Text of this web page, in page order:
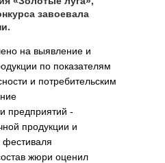
завоевала
на выявление и
по показателям
и потребительским
предприятий -
продукции и
жюри оценил